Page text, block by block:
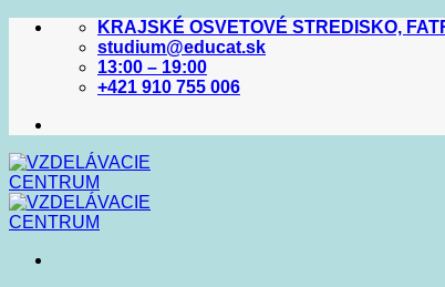
Skip
KRAJSKÉ OSVETOVÉ STREDISKO,
studium@educat.sk
13:00 – 19:00
+421 910 755 006